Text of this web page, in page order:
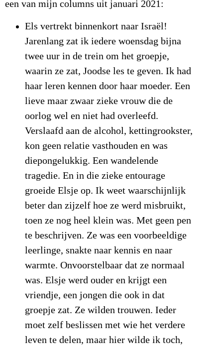
een van mijn columns uit januari 2021:
Els vertrekt binnenkort naar Israël!
Jarenlang zat ik iedere woensdag bijna
twee uur in de trein om het groepje,
waarin ze zat, Joodse les te geven. Ik had
haar leren kennen door haar moeder. Een
lieve maar zwaar zieke vrouw die de
oorlog wel en niet had overleefd.
Verslaafd aan de alcohol, kettingrookster,
kon geen relatie vasthouden en was
diepongelukkig. Een wandelende
tragedie. En in die zieke entourage
groeide Elsje op. Ik weet waarschijnlijk
beter dan zijzelf hoe ze werd misbruikt,
toen ze nog heel klein was. Met geen pen
te beschrijven. Ze was een voorbeeldige
leerlinge, snakte naar kennis en naar
warmte. Onvoorstelbaar dat ze normaal
was. Elsje werd ouder en krijgt een
vriendje, een jongen die ook in dat
groepje zat. Ze wilden trouwen. Ieder
moet zelf beslissen met wie het verdere
leven te delen, maar hier wilde ik toch,